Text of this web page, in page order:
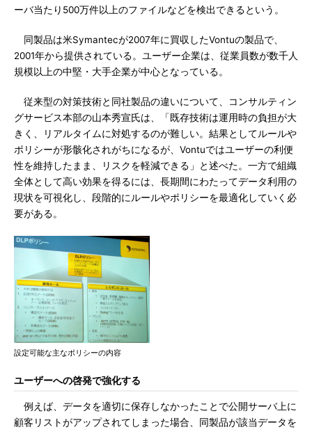
ーバ当たり500万件以上のファイルなどを検出できるという。
同製品は米Symantecが2007年に買収したVontuの製品で、
2001年から提供されている。ユーザー企業は、従業員数が数千人
規模以上の中堅・大手企業が中心となっている。
従来型の対策技術と同社製品の違いについて、コンサルティン
グサービス本部の山本秀宣氏は、「既存技術は運用時の負担が大
きく、リアルタイムに対処するのが難しい。結果としてルールや
ポリシーが形骸化されがちになるが、Vontuではユーザーの利便
性を維持したまま、リスクを軽減できる」と述べた。一方で組織
全体として高い効果を得るには、長期間にわたってデータ利用の
現状を可視化し、段階的にルールやポリシーを最適化していく必
要がある。
設定可能な主なポリシーの内容
ユーザーへの啓発で強化する
例えば、データを適切に保存しなかったことで公開サーバ上に
顧客リストがアップされてしまった場合、同製品が該当データを